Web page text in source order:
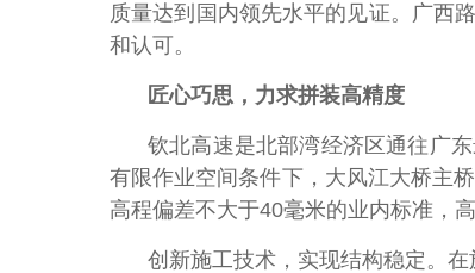
质量达到国内领先水平的见证。广西
和认可。
匠心巧思，力求拼装高精度
钦北高速是北部湾经济区通往广
有限作业空间条件下，大风江大桥主
高程偏差不大于40毫米的业内标准，
创新施工技术，实现结构稳定。